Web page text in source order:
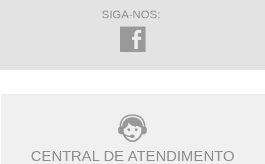
SIGA-NOS:
CENTRAL DE ATENDIMENTO